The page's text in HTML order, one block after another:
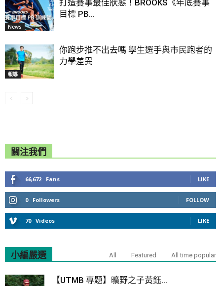
News
打造賽事最佳狀態！BROOKS《年底賽事
目標 PB...
報導
你跑步推不出去嗎 學生選手與市民跑者的
力學差異
關注我們
66,672 Fans LIKE
0 Followers FOLLOW
70 Videos LIKE
小編嚴選 All Featured All time popular
【UTMB 專題】曠野之子黃鈺...